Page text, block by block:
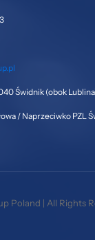
Świdnik (obok
/ Naprzeciwko PZL
Poland | All Rights